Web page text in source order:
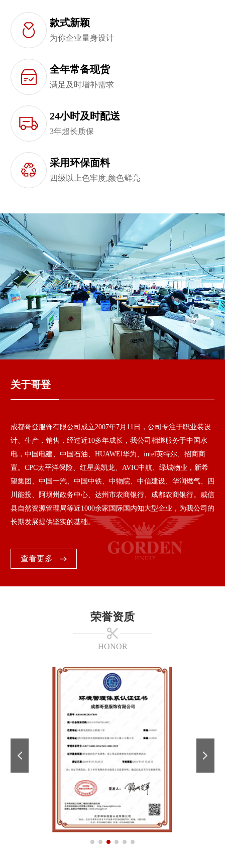
款式新颖
为你企业量身设计
全年常备现货
满足及时增补需求
24小时及时配送
3年超长质保
采用环保面料
四级以上色牢度,颜色鲜亮
关于哥登
成都哥登服饰有限公司成立2007年7月11日，公司专注于职业装设
计、生产，销售，经过近10多年成长，我公司相继服务于中国水
电，中国电建、中国石油、HUAWEl华为、intel英特尔、招商商
置。CPC太平洋保险、红星美凯龙、AVIC中航、绿城物业，新希
望集团、中国一汽、中国中铁、中物院、中信建设、华润燃气、四
川能投、阿坝州政务中心、达州市农商银行、成都农商银行。威信
县自然资源管理局等近1000余家国际国内知大型企业，为我公司的
长期发展提供坚实的基础。
查看更多
荣誉资质
HONOR